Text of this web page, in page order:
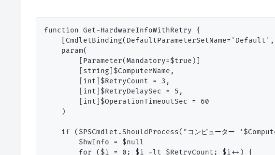
function Get-HardwareInfoWithRetry {
    param(
        [Parameter(Mandatory=$true)]
        [string]$ComputerName,
        [int]$RetryCount = 3,
        [int]$RetryDelaySec = 5,
        [int]$OperationTimeoutSec = 60
    )
if ($PSCmdlet.ShouldProcess("コンピューター
        $hwInfo = $null
        for ($i = 0; $i -lt $RetryCount; $i++) {